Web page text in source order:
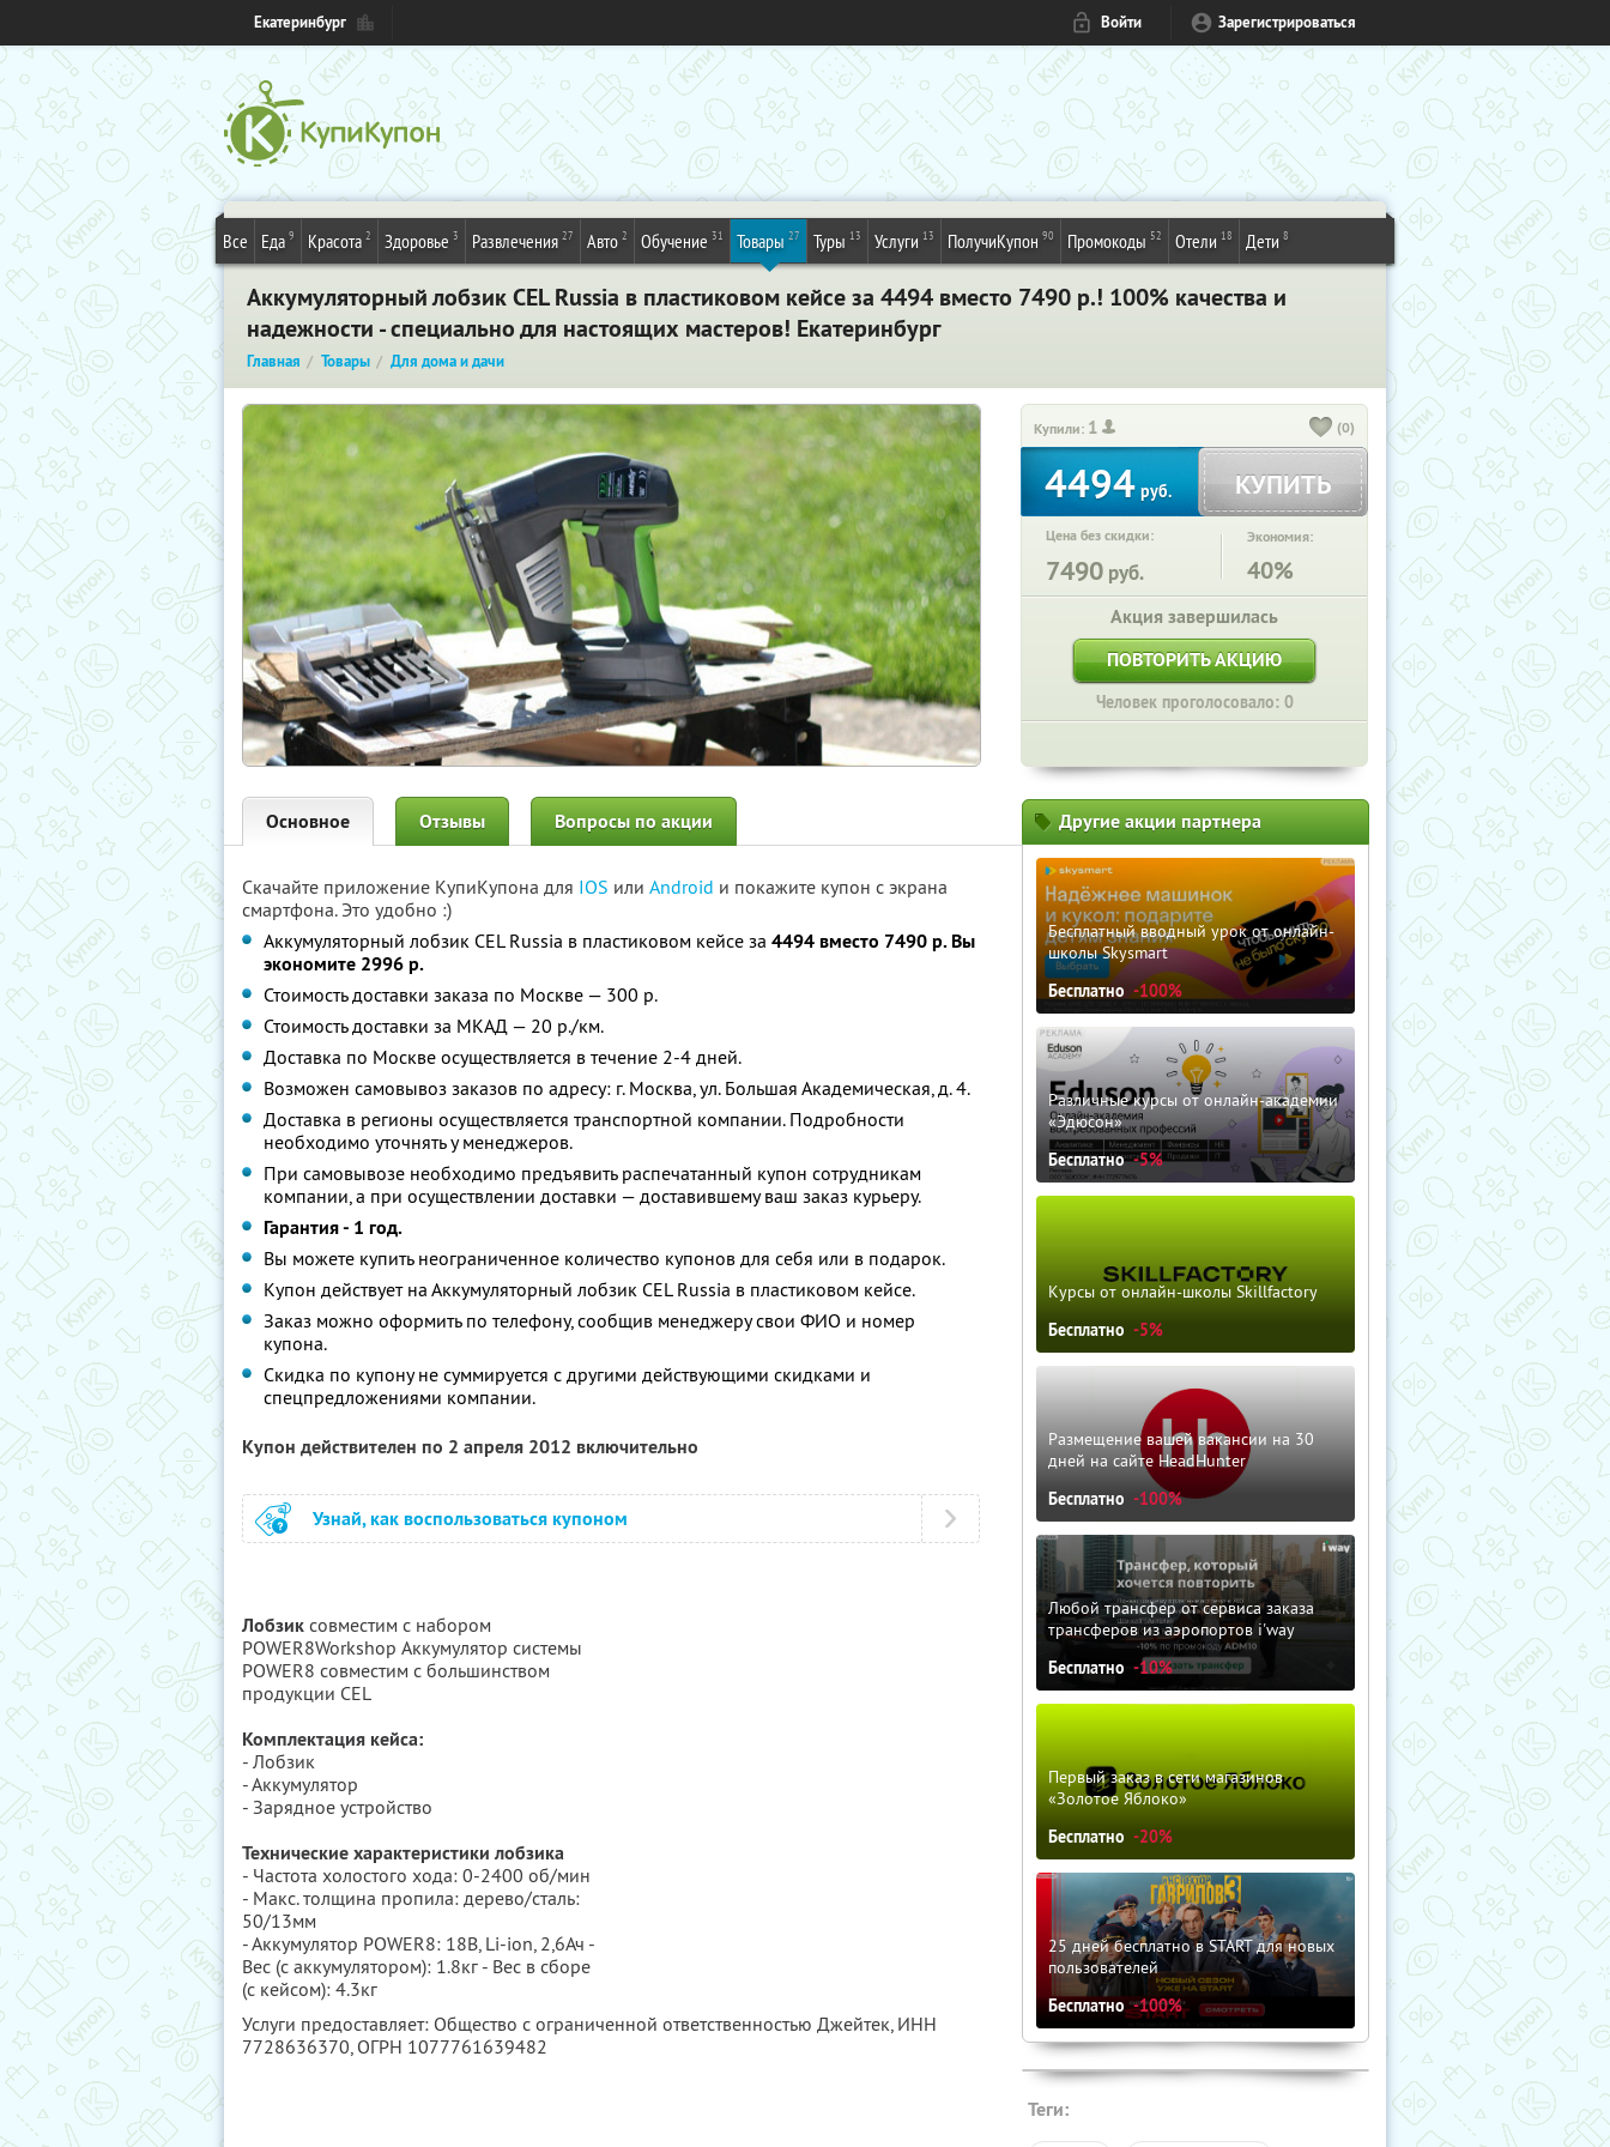
Екатеринбург Войти Зарегистрироваться
Все Еда 9 Красота 2 Здоровье 3 Развлечения 27 Авто 2 Обучение 31 Товары 27 Туры 13 Услуги 13 ПолучиКупон 90 Промокоды 52 Отели 18 Дети 8
Аккумуляторный лобзик CEL Russia в пластиковом кейсе за 4494 вместо 7490 р.! 100% качества и
надежности - специально для настоящих мастеров! Екатеринбург
Главная Товары Для дома и дачи
Купили: 1 (0)
4494руб. КУПИТЬ
Цена без скидки:
7490 руб.
Экономия:
40%
Акция завершилась
ПОВТОРИТЬ АКЦИЮ
Человек проголосовало: 0
Основное Отзывы Вопросы по акции
Скачайте приложение КупиКупона для IOS или Android и покажите купон с экрана
смартфона. Это удобно :)
Аккумуляторный лобзик CEL Russia в пластиковом кейсе за 4494 вместо 7490 р. Вы
экономите 2996 р.
Стоимость доставки заказа по Москве — 300 р.
Стоимость доставки за МКАД — 20 р./км.
Доставка по Москве осуществляется в течение 2-4 дней.
Возможен самовывоз заказов по адресу: г. Москва, ул. Большая Академическая, д. 4.
Доставка в регионы осуществляется транспортной компании. Подробности
необходимо уточнять у менеджеров.
При самовывозе необходимо предъявить распечатанный купон сотрудникам
компании, а при осуществлении доставки — доставившему ваш заказ курьеру.
Гарантия - 1 год.
Вы можете купить неограниченное количество купонов для себя или в подарок.
Купон действует на Аккумуляторный лобзик CEL Russia в пластиковом кейсе.
Заказ можно оформить по телефону, сообщив менеджеру свои ФИО и номер
купона.
Скидка по купону не суммируется с другими действующими скидками и
спецпредложениями компании.
Купон действителен по 2 апреля 2012 включительно
Узнай, как воспользоваться купоном
Лобзик совместим с набором
POWER8Workshop Аккумулятор системы
POWER8 совместим с большинством
продукции CEL
Комплектация кейса:
- Лобзик
- Аккумулятор
- Зарядное устройство
Технические характеристики лобзика
- Частота холостого хода: 0-2400 об/мин
- Макс. толщина пропила: дерево/сталь:
50/13мм
- Аккумулятор POWER8: 18В, Li-ion, 2,6Ач -
Вес (с аккумулятором): 1.8кг - Вес в сборе
(с кейсом): 4.3кг
Услуги предоставляет: Общество с ограниченной ответственностью Джейтек, ИНН
7728636370, ОГРН 1077761639482
Другие акции партнера
Бесплатный вводный урок от онлайн-
школы Skysmart
Бесплатно -100%
Различные курсы от онлайн-академии
«Эдюсон»
Бесплатно -5%
Курсы от онлайн-школы Skillfactory
Бесплатно -5%
Размещение вашей вакансии на 30
дней на сайте HeadHunter
Бесплатно -100%
Любой трансфер от сервиса заказа
трансферов из аэропортов i'way
Бесплатно -10%
Первый заказ в сети магазинов
«Золотое Яблоко»
Бесплатно -20%
25 дней бесплатно в START для новых
пользователей
Бесплатно -100%
Теги: